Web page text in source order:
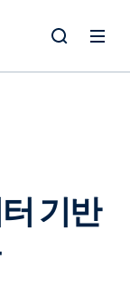
기반